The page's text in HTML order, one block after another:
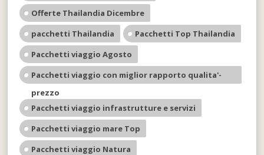
Offerte Thailandia Dicembre
pacchetti Thailandia
Pacchetti Top Thailandia
Pacchetti viaggio Agosto
Pacchetti viaggio con miglior rapporto qualita'-
prezzo
Pacchetti viaggio infrastrutture e servizi
Pacchetti viaggio mare Top
Pacchetti viaggio Natura